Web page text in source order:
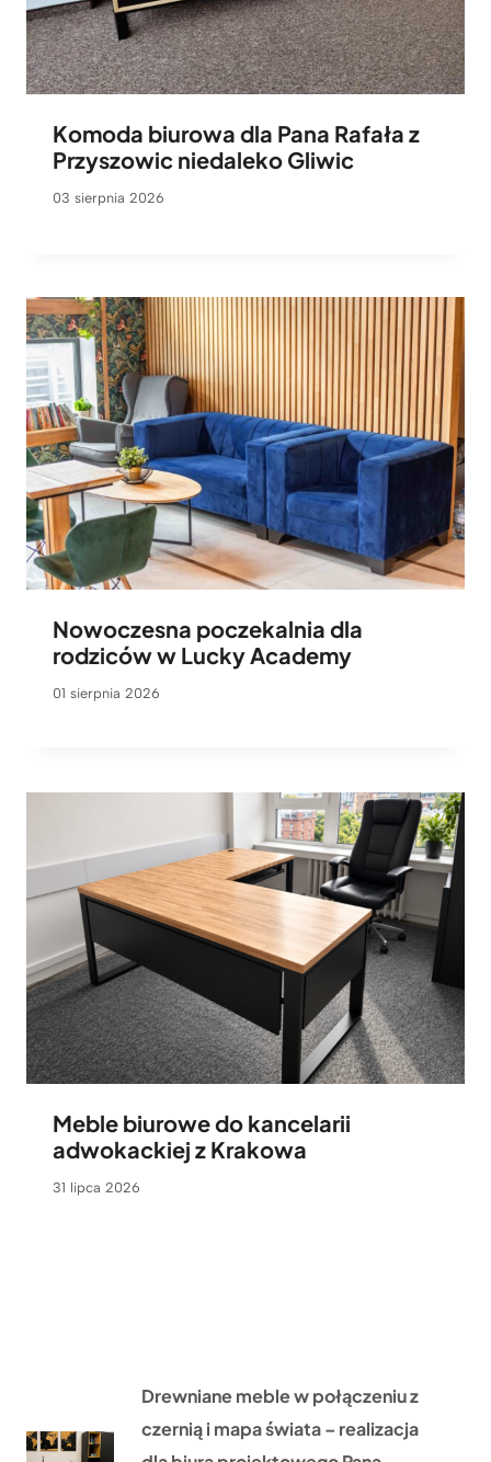
Komoda biurowa dla Pana Rafała z
Przyszowic niedaleko Gliwic
03 sierpnia 2026
Nowoczesna poczekalnia dla
rodziców w Lucky Academy
01 sierpnia 2026
Meble biurowe do kancelarii
adwokackiej z Krakowa
31 lipca 2026
Drewniane meble w połączeniu z
czernią i mapa świata – realizacja